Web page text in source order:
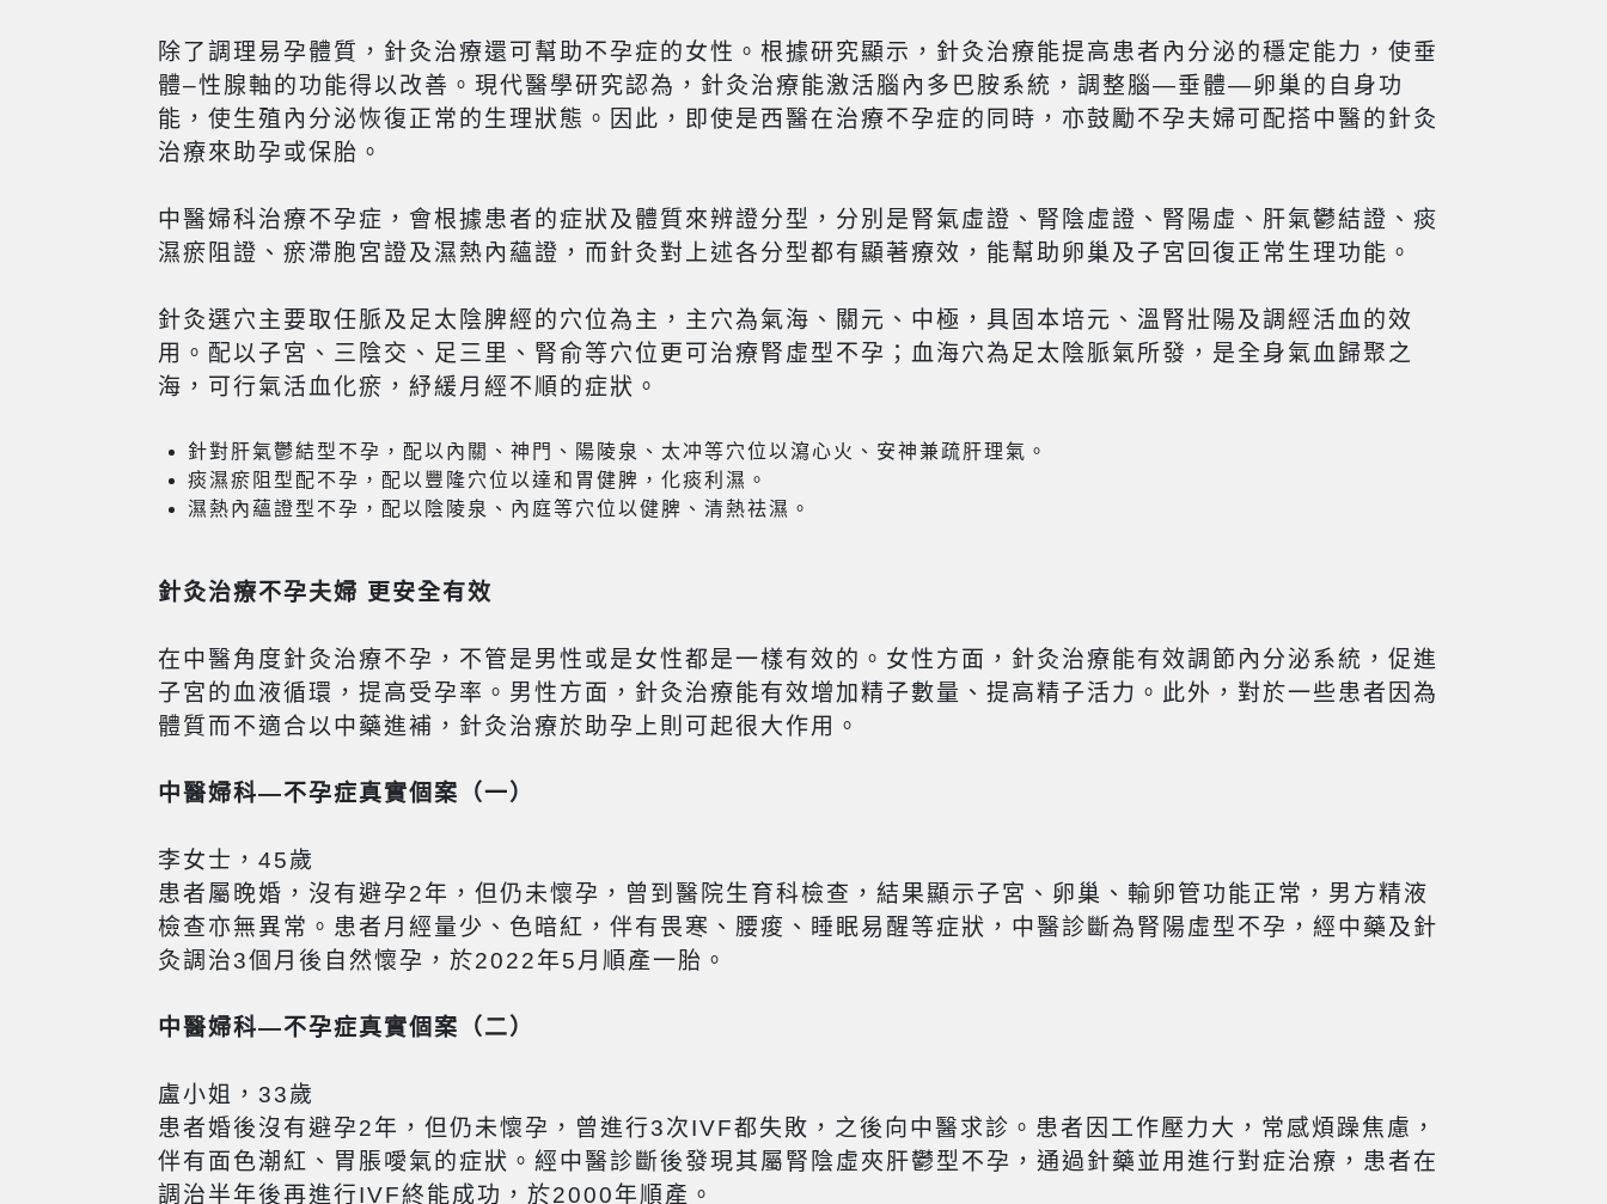
除了調理易孕體質，針灸治療還可幫助不孕症的女性。根據研究顯示，針灸治療能提高患者內分泌的穩定能力，使垂
體–性腺軸的功能得以改善。現代醫學研究認為，針灸治療能激活腦內多巴胺系統，調整腦—垂體—卵巢的自身功
能，使生殖內分泌恢復正常的生理狀態。因此，即使是西醫在治療不孕症的同時，亦鼓勵不孕夫婦可配搭中醫的針灸
治療來助孕或保胎。
中醫婦科治療不孕症，會根據患者的症狀及體質來辨證分型，分別是腎氣虛證、腎陰虛證、腎陽虛、肝氣鬱結證、痰
濕瘀阻證、瘀滯胞宮證及濕熱內蘊證，而針灸對上述各分型都有顯著療效，能幫助卵巢及子宮回復正常生理功能。
針灸選穴主要取任脈及足太陰脾經的穴位為主，主穴為氣海、關元、中極，具固本培元、溫腎壯陽及調經活血的效
用。配以子宮、三陰交、足三里、腎俞等穴位更可治療腎虛型不孕；血海穴為足太陰脈氣所發，是全身氣血歸聚之
海，可行氣活血化瘀，紓緩月經不順的症狀。
針對肝氣鬱結型不孕，配以內關、神門、陽陵泉、太冲等穴位以瀉心火、安神兼疏肝理氣。
痰濕瘀阻型配不孕，配以豐隆穴位以達和胃健脾，化痰利濕。
濕熱內蘊證型不孕，配以陰陵泉、內庭等穴位以健脾、清熱祛濕。
針灸治療不孕夫婦 更安全有效
在中醫角度針灸治療不孕，不管是男性或是女性都是一樣有效的。女性方面，針灸治療能有效調節內分泌系統，促進
子宮的血液循環，提高受孕率。男性方面，針灸治療能有效增加精子數量、提高精子活力。此外，對於一些患者因為
體質而不適合以中藥進補，針灸治療於助孕上則可起很大作用。
中醫婦科—不孕症真實個案 （一）
李女士，45歲
患者屬晚婚，沒有避孕2年，但仍未懷孕，曾到醫院生育科檢查，結果顯示子宮、卵巢、輸卵管功能正常，男方精液
檢查亦無異常。患者月經量少、色暗紅，伴有畏寒、腰痠、睡眠易醒等症狀，中醫診斷為腎陽虛型不孕，經中藥及針
灸調治3個月後自然懷孕，於2022年5月順產一胎。
中醫婦科—不孕症真實個案 （二）
盧小姐，33歲
患者婚後沒有避孕2年，但仍未懷孕，曾進行3次IVF都失敗，之後向中醫求診。患者因工作壓力大，常感煩躁焦慮，
伴有面色潮紅、胃脹噯氣的症狀。經中醫診斷後發現其屬腎陰虛夾肝鬱型不孕，通過針藥並用進行對症治療，患者在
調治半年後再進行IVF終能成功，於2000年順產。